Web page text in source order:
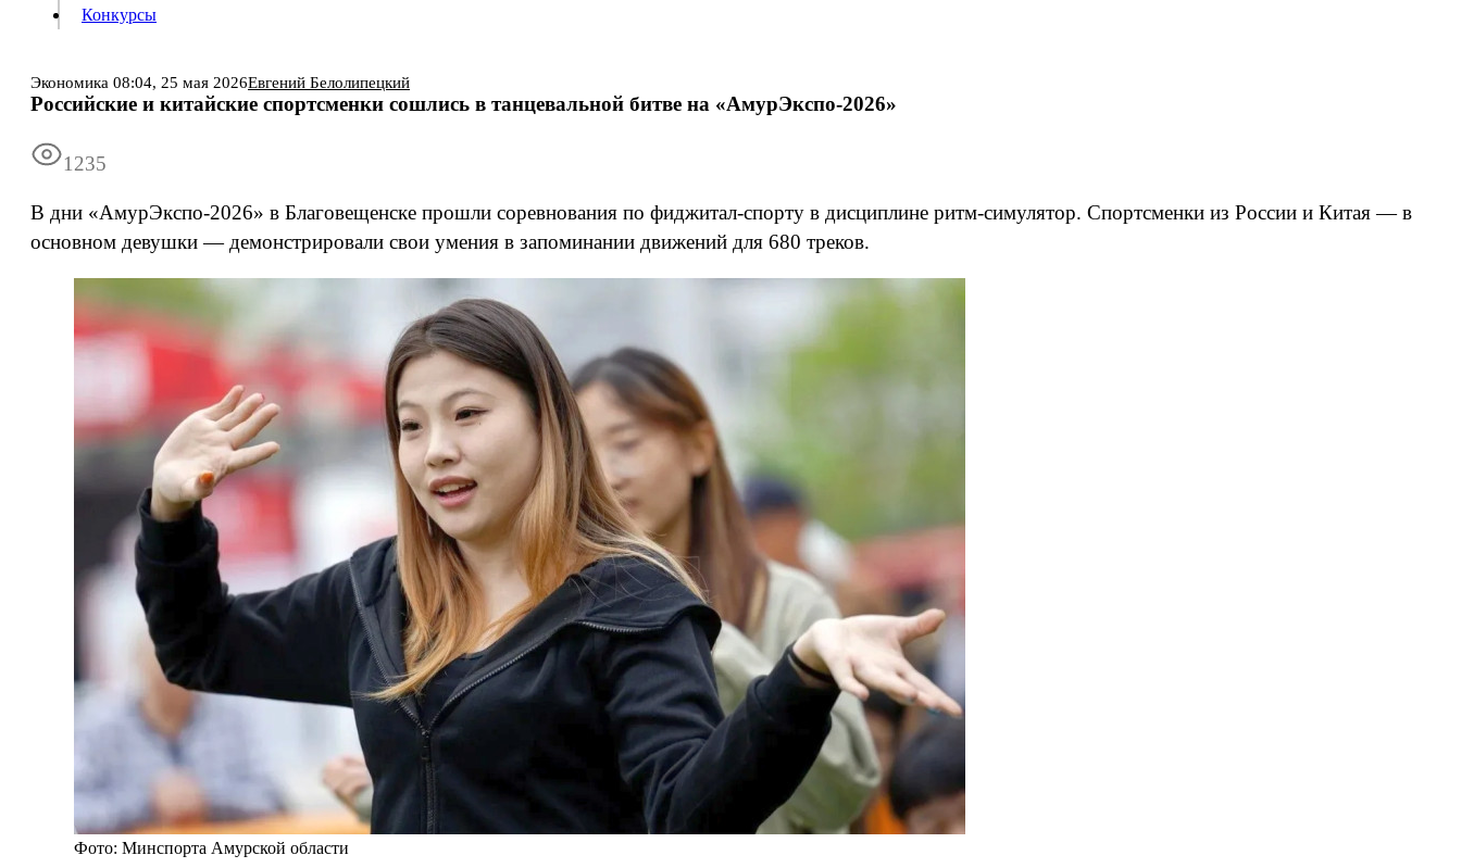
Информация
Конкурсы
Экономика 08:04, 25 мая 2026Евгений Белолипецкий
Российские и китайские спортсменки сошлись в танцевальной битве на «АмурЭкспо-2026»
1235
В дни «АмурЭкспо-2026» в Благовещенске прошли соревнования по фиджитал-спорту в дисциплине ритм-симулятор. Спортсменки из России и Китая — в
основном девушки — демонстрировали свои умения в запоминании движений для 680 треков.
Фото: Минспорта Амурской области